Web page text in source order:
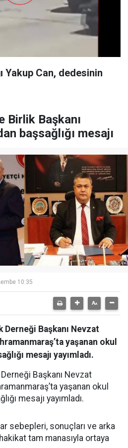
Yakup Can, dedesinin
Birlik Başkanı
başsağlığı mesajı
10:35
Başkanı Nevzat
yaşanan okul
mesajı yayımladı.
Başkanı Nevzat
yaşanan okul
mesajı yayımladı.
sebepleri, sonuçları ve arka
tam manasıyla ortaya